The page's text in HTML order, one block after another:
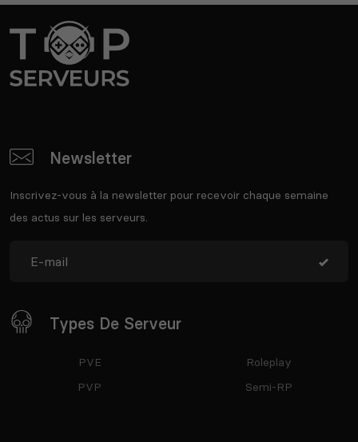
Newsletter
Inscrivez-vous à la newsletter pour recevoir chaque semaine
des actus sur les serveurs.
Types De Serveur
PVE
PVP
Roleplay
Semi-RP